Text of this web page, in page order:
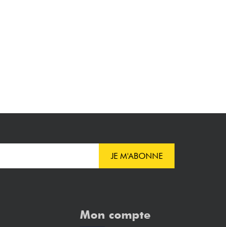
JE M'ABONNE
Mon compte